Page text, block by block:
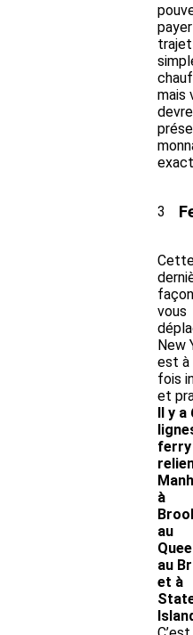
trajet
mais
3
vous
New
est à
fois
et
Il y a
ferry
à
au
au
et à